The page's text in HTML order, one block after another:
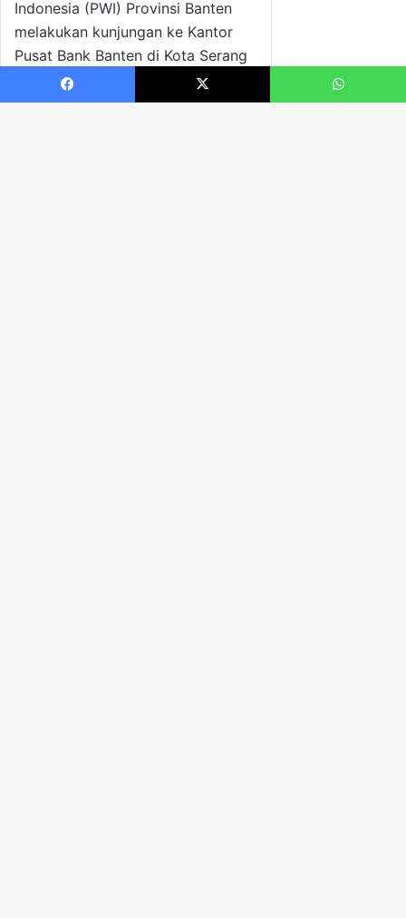
Facebook X WhatsApp